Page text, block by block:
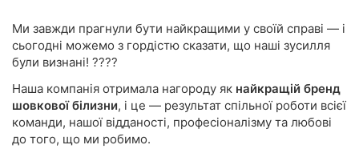
Ми завжди прагнули бути найкращими у своїй справі — і
сьогодні можемо з гордістю сказати, що наші зусилля
були визнані! ????
Наша компанія отримала нагороду як найкращій бренд
шовкової білизни, і це — результат спільної роботи всієї
команди, нашої відданості, професіоналізму та любові
до того, що ми робимо.